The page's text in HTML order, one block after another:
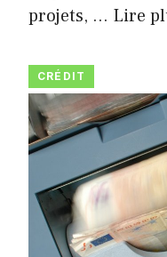
projets, … Lire
CRÉDIT